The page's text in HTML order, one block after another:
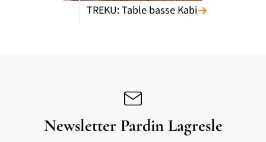
TREKU: Table basse Kabi
Newsletter Pardin Lagresle